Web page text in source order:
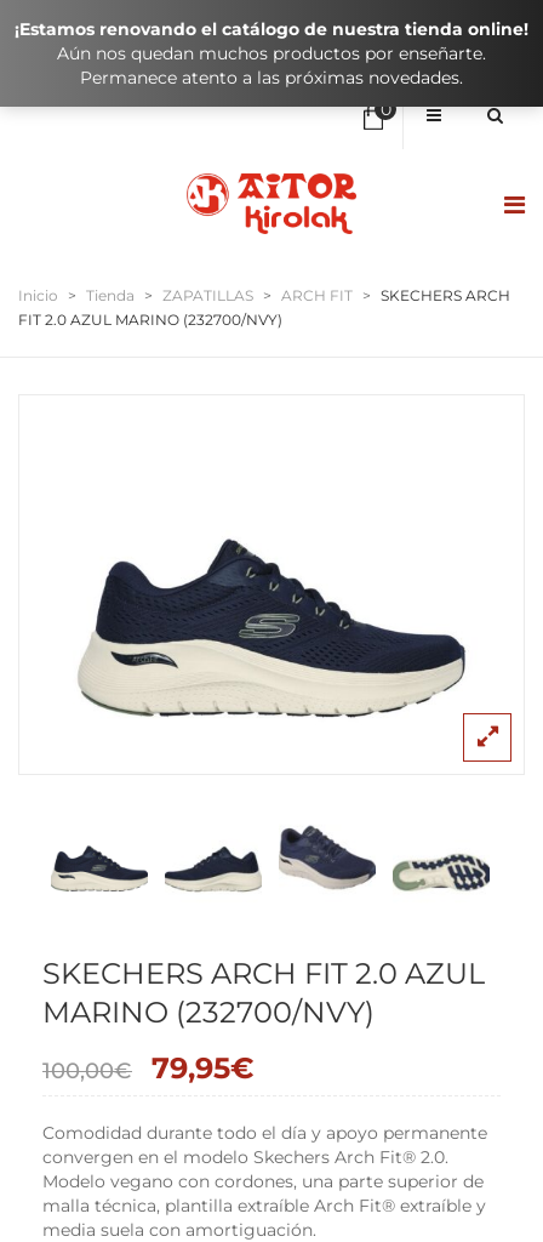
0
No hay elementos en el carrito
SUBTOTAL:
HASIERA / INICIO
Inicio > Tienda > ZAPATILLAS > ARCH FIT > SKECHERS ARCH
FIT 2.0 AZUL MARINO (232700/NVY)
SKECHERS ARCH FIT 2.0 AZUL
MARINO (232700/NVY)
100,00€ 79,95€
Comodidad durante todo el día y apoyo permanente
convergen en el modelo Skechers Arch Fit® 2.0.
Modelo vegano con cordones, una parte superior de
malla técnica, plantilla extraíble Arch Fit® extraíble y
media suela con amortiguación.
¡Estamos renovando el catálogo de nuestra tienda online!
Aún nos quedan muchos productos por enseñarte.
Permanece atento a las próximas novedades.